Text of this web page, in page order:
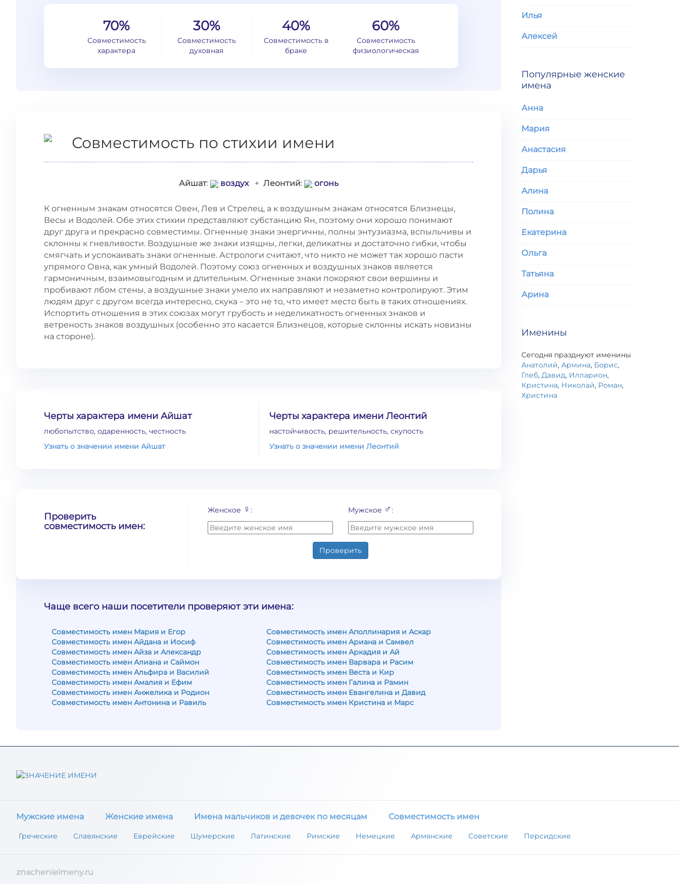
70%
Совместимость
характера
30%
Совместимость
духовная
40%
Совместимость в
браке
60%
Совместимость
физиологическая
Совместимость по стихии имени
Айшат: воздух+ Леонтий: огонь
К огненным знакам относятся Овен, Лев и Стрелец, а к воздушным знакам относятся Близнецы,
Весы и Водолей. Обе этих стихии представляют субстанцию Ян, поэтому они хорошо понимают
друг друга и прекрасно совместимы. Огненные знаки энергичны, полны энтузиазма, вспыльчивы и
склонны к гневливости. Воздушные же знаки изящны, легки, деликатны и достаточно гибки, чтобы
смягчать и успокаивать знаки огненные. Астрологи считают, что никто не может так хорошо пасти
упрямого Овна, как умный Водолей. Поэтому союз огненных и воздушных знаков является
гармоничным, взаимовыгодным и длительным. Огненные знаки покоряют свои вершины и
пробивают лбом стены, а воздушные знаки умело их направляют и незаметно контролируют. Этим
людям друг с другом всегда интересно, скука – это не то, что имеет место быть в таких отношениях.
Испортить отношения в этих союзах могут грубость и неделикатность огненных знаков и
ветреность знаков воздушных (особенно это касается Близнецов, которые склонны искать новизны
на стороне).
Черты характера имени Айшат
любопытство, одаренность, честность
Узнать о значении имени Айшат
Черты характера имени Леонтий
настойчивость, решительность, скупость
Узнать о значении имени Леонтий
Проверить
совместимость имен:
Женское ♀: Мужское ♂:
Проверить
Чаще всего наши посетители проверяют эти имена:
Совместимость имен Мария и Егор
Совместимость имен Айдана и Иосиф
Совместимость имен Айза и Александр
Совместимость имен Алиана и Саймон
Совместимость имен Альфира и Василий
Совместимость имен Амалия и Ефим
Совместимость имен Анжелика и Родион
Совместимость имен Антонина и Равиль
Совместимость имен Аполлинария и Аскар
Совместимость имен Ариана и Самвел
Совместимость имен Аркадия и Ай
Совместимость имен Варвара и Расим
Совместимость имен Веста и Кир
Совместимость имен Галина и Рамин
Совместимость имен Евангелина и Давид
Совместимость имен Кристина и Марс
Илья
Алексей
Популярные женские
имена
Анна
Мария
Анастасия
Дарья
Алина
Полина
Екатерина
Ольга
Татьяна
Арина
Именины
Сегодня празднуют именины
Анатолий, Армина, Борис,
Глеб, Давид, Илларион,
Кристина, Николай, Роман,
Христина
Мужские имена Женские имена Имена мальчиков и девочек по месяцам Совместимость имен
Греческие Славянские Еврейские Шумерские Латинские Римские Немецкие Армянские Советские Персидские
znachenieimeny.ru